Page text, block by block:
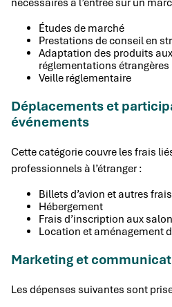
Études de marché
Prestations de conseil en
Adaptation des produits
réglementations étrangères
Veille réglementaire
Déplacements et
événements
Cette catégorie couvre les frais
professionnels à l’étranger :
Billets d’avion et autres
Hébergement
Frais d’inscription aux
Location et aménagement
Marketing et
Les dépenses suivantes sont